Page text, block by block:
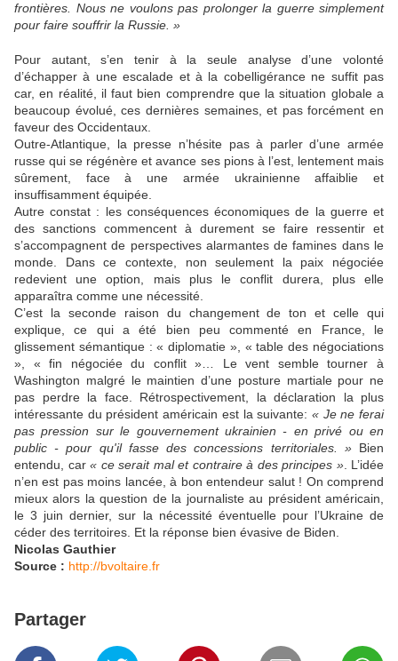
frontières. Nous ne voulons pas prolonger la guerre simplement
pour faire souffrir la Russie. »
Pour autant, s’en tenir à la seule analyse d’une volonté
d’échapper à une escalade et à la cobelligérance ne suffit pas
car, en réalité, il faut bien comprendre que la situation globale a
beaucoup évolué, ces dernières semaines, et pas forcément en
faveur des Occidentaux.
Outre-Atlantique, la presse n’hésite pas à parler d’une armée
russe qui se régénère et avance ses pions à l’est, lentement mais
sûrement, face à une armée ukrainienne affaiblie et
insuffisamment équipée.
Autre constat : les conséquences économiques de la guerre et
des sanctions commencent à durement se faire ressentir et
s’accompagnent de perspectives alarmantes de famines dans le
monde. Dans ce contexte, non seulement la paix négociée
redevient une option, mais plus le conflit durera, plus elle
apparaîtra comme une nécessité.
C’est la seconde raison du changement de ton et celle qui
explique, ce qui a été bien peu commenté en France, le
glissement sémantique : « diplomatie », « table des négociations
», « fin négociée du conflit »… Le vent semble tourner à
Washington malgré le maintien d’une posture martiale pour ne
pas perdre la face. Rétrospectivement, la déclaration la plus
intéressante du président américain est la suivante: « Je ne ferai
pas pression sur le gouvernement ukrainien - en privé ou en
public - pour qu'il fasse des concessions territoriales. »Bien
entendu, car « ce serait mal et contraire à des principes ». L’idée
n’en est pas moins lancée, à bon entendeur salut ! On comprend
mieux alors la question de la journaliste au président américain,
le 3 juin dernier, sur la nécessité éventuelle pour l’Ukraine de
céder des territoires. Et la réponse bien évasive de Biden.
Nicolas Gauthier
Source : http://bvoltaire.fr
Partager